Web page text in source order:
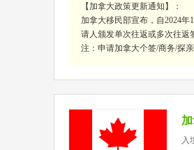
【加拿大政策更新通知】：
加拿大移民部宣布，自2024
请人颁发单次往返或多次往返
注：申请加拿大个签/商务/探
入